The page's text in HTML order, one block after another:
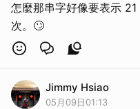
怎麼那串字好像要表示
次。🙄
Jimmy Hsiao
05月09日01:13
取消